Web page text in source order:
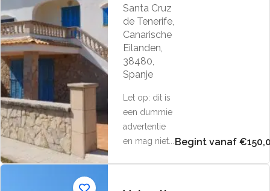
Santa Cruz
de Tenerife,
Canarische
Eilanden,
38480,
Spanje
Let op: dit is
een dummie
advertentie
en mag niet...
Begint vanaf